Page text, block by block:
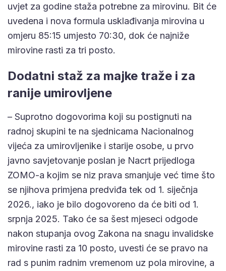
uvjet za godine staža potrebne za mirovinu. Bit će
uvedena i nova formula usklađivanja mirovina u
omjeru 85:15 umjesto 70:30, dok će najniže
mirovine rasti za tri posto.
Dodatni staž za majke traže i za
ranije umirovljene
– Suprotno dogovorima koji su postignuti na
radnoj skupini te na sjednicama Nacionalnog
vijeća za umirovljenike i starije osobe, u prvo
javno savjetovanje poslan je Nacrt prijedloga
ZOMO-a kojim se niz prava smanjuje već time što
se njihova primjena predviđa tek od 1. siječnja
2026., iako je bilo dogovoreno da će biti od 1.
srpnja 2025. Tako će sa šest mjeseci odgode
nakon stupanja ovog Zakona na snagu invalidske
mirovine rasti za 10 posto, uvesti će se pravo na
rad s punim radnim vremenom uz pola mirovine, a